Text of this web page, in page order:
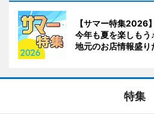
【サマー特集2026】
今年も夏を楽しもう♪
地元のお店情報盛り
特集